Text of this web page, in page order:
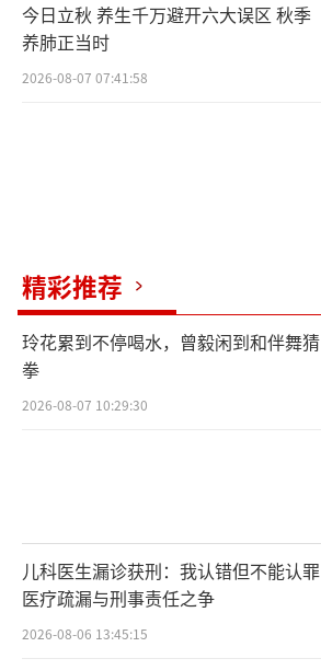
今日立秋 养生千万避开六大误区 秋季
养肺正当时
2026-08-07 07:41:58
精彩推荐
玲花累到不停喝水，曾毅闲到和伴舞猜
拳
2026-08-07 10:29:30
儿科医生漏诊获刑：我认错但不能认罪
医疗疏漏与刑事责任之争
2026-08-06 13:45:15